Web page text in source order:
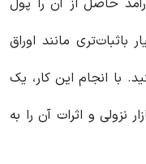
حاصل از آن را پول
باثبات‌تری مانند اوراق
با انجام این کار، یک
نزولی و اثرات آن را به